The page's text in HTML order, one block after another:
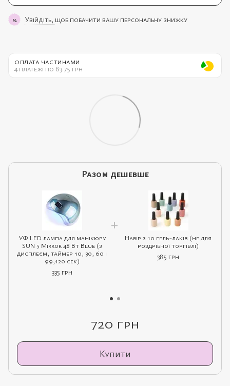
% Увійдіть, щоб побачити вашу персональну знижку
ОПЛАТА ЧАСТИНАМИ
4 платежі по 83.75 грн
Разом дешевше
УФ LED лампа для манікюру
SUN 5 Mirror 48 Вт Blue (з
дисплеєм, таймер 10, 30, 60 і
99,120 сек)
335 грн
Набір з 10 гель-лаків (не для
роздрібної торгівлі)
385 грн
720 грн
Купити